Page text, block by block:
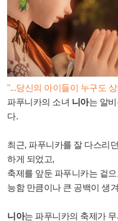
"...당신의 아이들이 누구도
파푸니카의 소녀 니아는 알
다.
최근, 파푸니카를 잘 다스리
하게 되었고,
축제를 앞둔 파푸니카는 겉
능함 만큼이나 큰 공백이 생
니아는 파푸니카의 축제가